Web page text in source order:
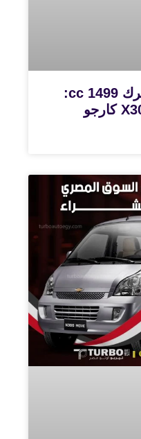
108 حصان وسعة محرك 1499 cc:
كيف تضمن شينراي X30 كارجو